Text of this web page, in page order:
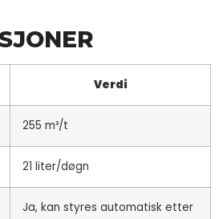
Verdi
255 m³/t
21 liter/døgn
Ja, kan styres automatisk etter